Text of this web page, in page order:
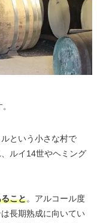
という小さな村で
ルイ14世やヘミング
こと。アルコール度
長期熟成に向いてい